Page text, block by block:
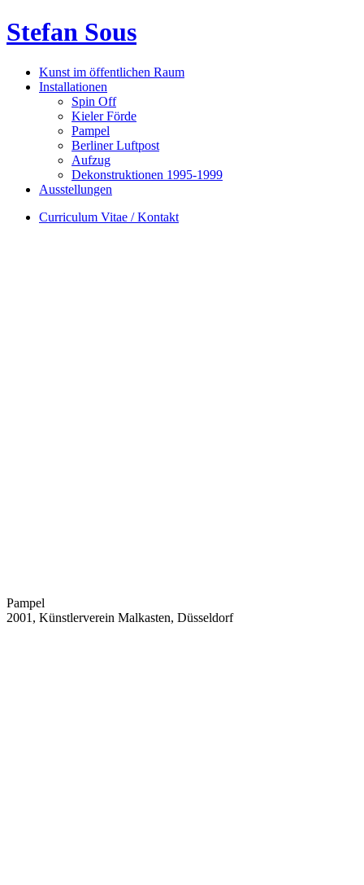
Stefan Sous
Kunst im öffentlichen Raum
Installationen
Spin Off
Kieler Förde
Pampel
Berliner Luftpost
Aufzug
Dekonstruktionen 1995-1999
Ausstellungen
Curriculum Vitae / Kontakt
Pampel
2001, Künstlerverein Malkasten, Düsseldorf